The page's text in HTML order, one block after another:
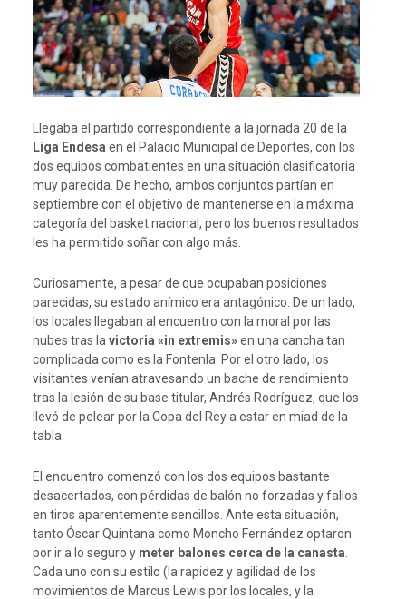
Llegaba el partido correspondiente a la jornada 20 de la
Liga Endesa en el Palacio Municipal de Deportes, con los
dos equipos combatientes en una situación clasificatoria
muy parecida. De hecho, ambos conjuntos partían en
septiembre con el objetivo de mantenerse en la máxima
categoría del basket nacional, pero los buenos resultados
les ha permitido soñar con algo más.
Curiosamente, a pesar de que ocupaban posiciones
parecidas, su estado anímico era antagónico. De un lado,
los locales llegaban al encuentro con la moral por las
nubes tras la victoria «in extremis»en una cancha tan
complicada como es la Fontenla. Por el otro lado, los
visitantes venían atravesando un bache de rendimiento
tras la lesión de su base titular, Andrés Rodríguez, que los
llevó de pelear por la Copa del Rey a estar en miad de la
tabla.
El encuentro comenzó con los dos equipos bastante
desacertados, con pérdidas de balón no forzadas y fallos
en tiros aparentemente sencillos. Ante esta situación,
tanto Óscar Quintana como Moncho Fernández optaron
por ir a lo seguro y meter balones cerca de la canasta
Cada uno con su estilo (la rapidez y agilidad de los
movimientos de Marcus Lewis por los locales, y la